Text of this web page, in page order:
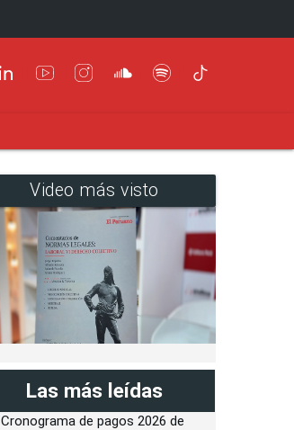
Video más visto
Las más leídas
Cronograma de pagos 2026 de